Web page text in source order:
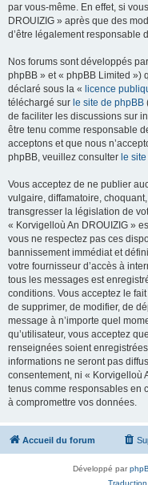
par vous-même. En effet, si
DROUIZIG » après que des
d’être légalement responsable
Nos forums sont développés
phpBB » et « phpBB Limited »)
déclaré sous la « licence
téléchargé sur le site de phpBB
de faciliter les discussions sur
être tenu comme responsable
acceptons et que nous
phpBB, veuillez consulter le
Vous acceptez de ne publier
vulgaire, diffamatoire,
transgresser la législation de
« Korvigelloù An DROUIZIG »
vous ne respectez pas ces
bannissement immédiat et
votre fournisseur d’accès à
tous les messages est
conditions. Vous acceptez le
de supprimer, de modifier, de
message à n’importe quel
qu’utilisateur, vous acceptez
renseignées soient
informations ne seront pas
consentement, ni « Korvigelloù
tenus comme responsables en
à compromettre vos données.
Accueil du forum
Développé par